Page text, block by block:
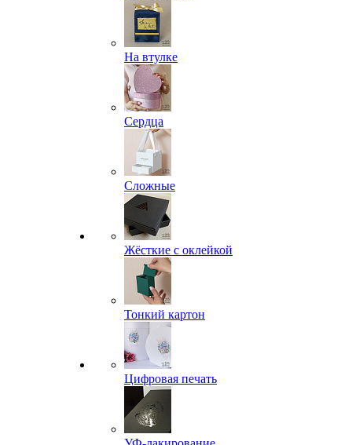
На втулке
Сердца
Сложные
Жёсткие с оклейкой
Тонкий картон
Цифровая печать